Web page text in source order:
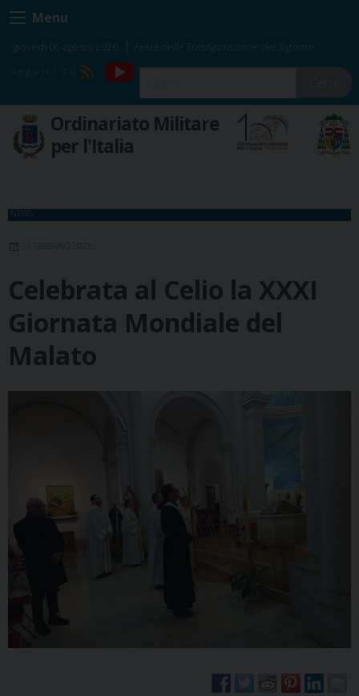
Skip
to
content
Menu
giovedì 06 agosto 2026 Festa della Trasfigurazione del Signore
RSS
YouTube
Ordinariato Militare
per l'Italia
NEWS
11 FEBBRAIO 2023
Celebrata al Celio la XXXI
Giornata Mondiale del
Malato